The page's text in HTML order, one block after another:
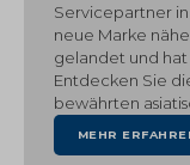
Servicepartner
neue Marke
gelandet und
Entdecken Sie
bewährten
MEHR